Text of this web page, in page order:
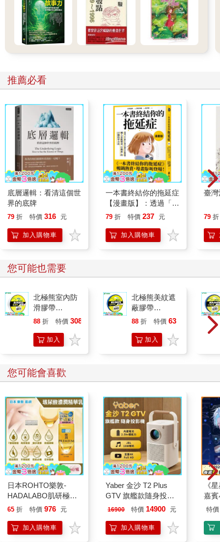
推薦必看
底層邏輯：看清這個世
界的底牌
79 折 特價 316 元
加入購物車
一本書終結你的拖延症
【漫畫版】：透過「小
行動」打開大腦的行動
「行動派」的37個科
學方法
79 折 特價 237 元
加入購物車
臺
79 折
您可能也需要
北極熊室內防
滑膠帶
48mm×5M透
88 折 特價 308
加入
購物
北極熊美紋遮
蔽膠帶
18mm×30y藍
88 折 特價 63
加入
購物
您可能會喜歡
日本ROHTO樂敦-
HADALABO肌研極潤
金緻7重玻尿酸高效保
140ml/金瓶(Premium
臉部肌膚護理乳霜,素
65 折 特價 976 元
加入購物車
Yaber 金沙 T2 Plus
GTV 旗艦款隨身投影
機
16900 特價 14900 元
加入購物車
《
嘉
特價